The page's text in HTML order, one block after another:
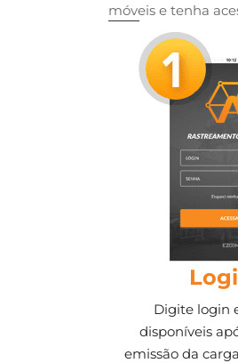
móveis e tenha
Digite login
disponíveis
emissão da